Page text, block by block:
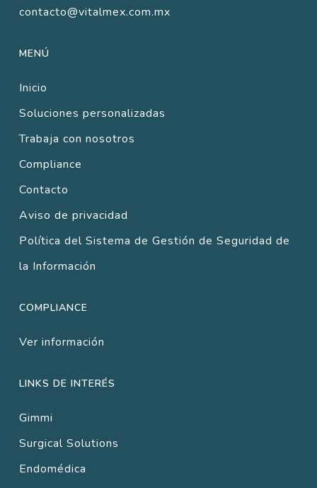
contacto@vitalmex.com.mx
MENÚ
Inicio
Soluciones personalizadas
Trabaja con nosotros
Compliance
Contacto
Aviso de privacidad
Política del Sistema de Gestión de Seguridad de
la Información
COMPLIANCE
Ver información
LINKS DE INTERÉS
Gimmi
Surgical Solutions
Endomédica